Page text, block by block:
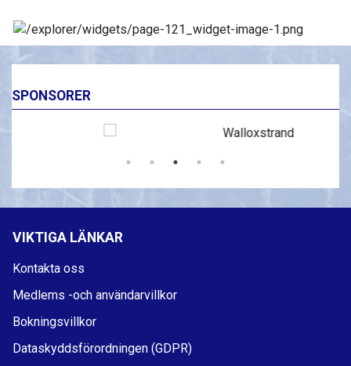
SPONSORER
VIKTIGA LÄNKAR
Kontakta oss
Medlems -och användarvillkor
Bokningsvillkor
Dataskyddsförordningen (GDPR)